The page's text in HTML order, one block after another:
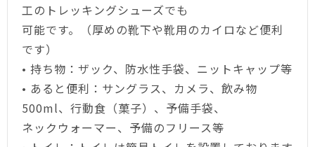
工のトレッキングシューズでも
可能です。（厚めの靴下や靴用のカイロなど便利
です）
• 持ち物：ザック、防水性手袋、ニットキャップ等
• あると便利：サングラス、カメラ、飲み物
500ml、行動食（菓子）、予備手袋、
ネックウォーマー、予備のフリース等